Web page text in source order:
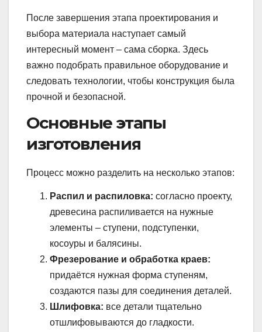
После завершения этапа проектирования и
выбора материала наступает самый
интересный момент – сама сборка. Здесь
важно подобрать правильное оборудование и
следовать технологии, чтобы конструкция была
прочной и безопасной.
Основные этапы
изготовления
Процесс можно разделить на несколько этапов:
Распил и распиловка: согласно проекту,
древесина распиливается на нужные
элементы – ступени, подступенки,
косоуры и балясины.
Фрезерование и обработка краев:
придаётся нужная форма ступеням,
создаются пазы для соединения деталей.
Шлифовка: все детали тщательно
отшлифовываются до гладкости.